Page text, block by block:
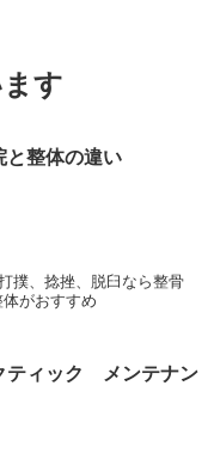
す
と整体の違い
撲、捻挫、脱臼なら整骨
がおすすめ
ティック メンテナン